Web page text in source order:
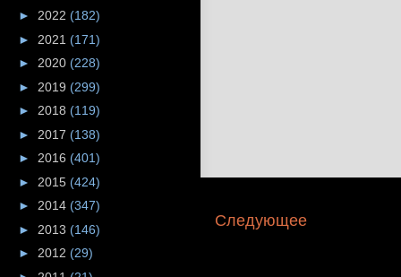
Следующее
► 2022 (182)
► 2021 (171)
► 2020 (228)
► 2019 (299)
► 2018 (119)
► 2017 (138)
► 2016 (401)
► 2015 (424)
► 2014 (347)
► 2013 (146)
► 2012 (29)